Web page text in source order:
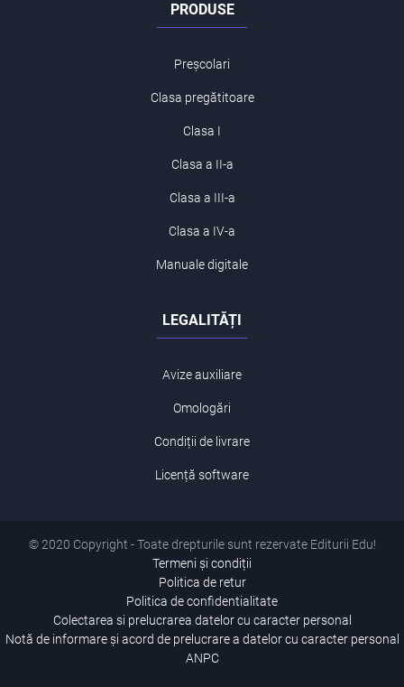
PRODUSE
Preșcolari
Clasa pregătitoare
Clasa I
Clasa a II-a
Clasa a III-a
Clasa a IV-a
Manuale digitale
LEGALITĂȚI
Avize auxiliare
Omologări
Condiții de livrare
Licență software
© 2020 Copyright - Toate drepturile sunt rezervate Editurii Edu!
Termeni și condiții
Politica de retur
Politica de confidentialitate
Colectarea si prelucrarea datelor cu caracter personal
Notă de informare și acord de prelucrare a datelor cu caracter personal
ANPC